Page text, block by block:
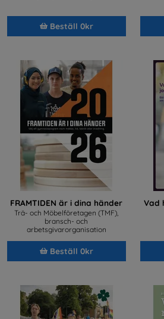
Beställ 0kr
FRAMTIDEN är i dina händer
Trä- och Möbelföretagen (TMF),
bransch- och
arbetsgivarorganisation
Beställ 0kr
Vad